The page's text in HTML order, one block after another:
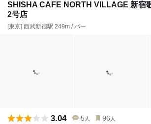
SHISHA CAFE NORTH VILLAGE 新宿
2号店
[東京] 西武新宿駅 249m / バー
3.04 5 人 96 人